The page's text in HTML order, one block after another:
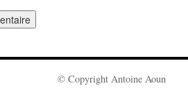
© Copyright Antoine Aoun